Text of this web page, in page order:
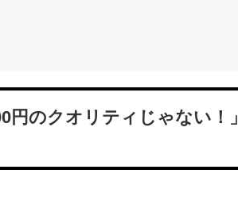
のクオリティじゃない！」